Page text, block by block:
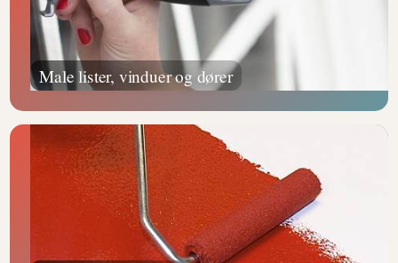
Male lister, vinduer og dører